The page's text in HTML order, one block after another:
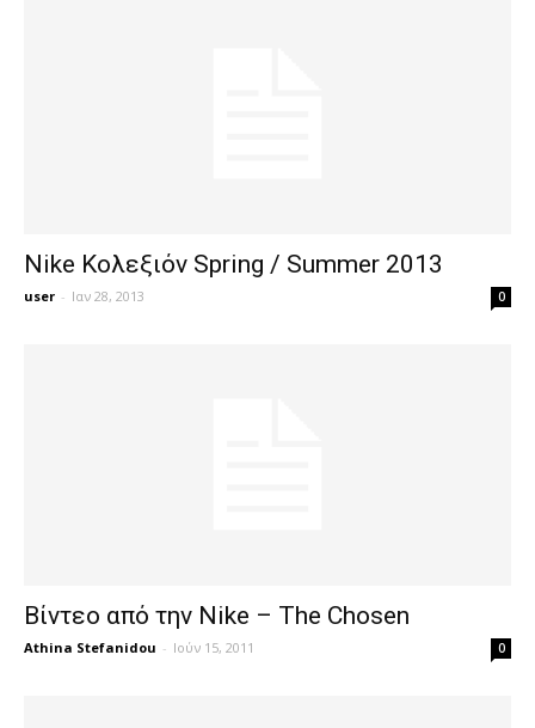
Nike Κολεξιόν Spring / Summer 2013
user - Ιαν 28, 2013 0
Βίντεο από την Nike – The Chosen
Athina Stefanidou - Ιούν 15, 2011 0